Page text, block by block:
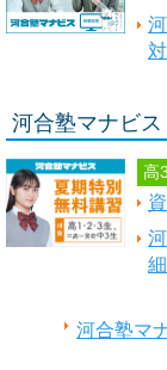
河合塾マ
河合塾マナビ
高